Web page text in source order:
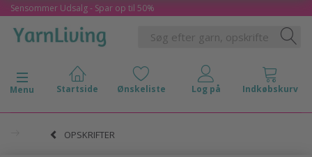
Sensommer Udsalg - Spar op til 50%
Skifte navigation
Menu
OPSKRIFTER